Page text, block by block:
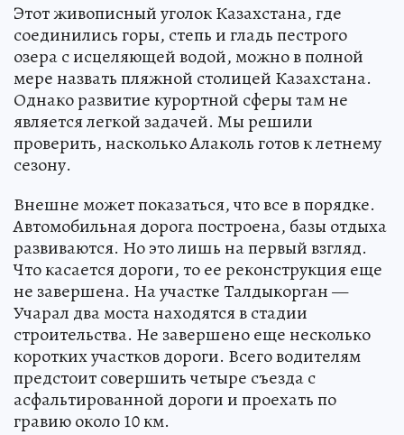
Этот живописный уголок Казахстана, где
соединились горы, степь и гладь пестрого
озера с исцеляющей водой, можно в полной
мере назвать пляжной столицей Казахстана.
Однако развитие курортной сферы там не
является легкой задачей. Мы решили
проверить, насколько Алаколь готов к летнему
сезону.
Внешне может показаться, что все в порядке.
Автомобильная дорога построена, базы отдыха
развиваются. Но это лишь на первый взгляд.
Что касается дороги, то ее реконструкция еще
не завершена. На участке Талдыкорган —
Учарал два моста находятся в стадии
строительства. Не завершено еще несколько
коротких участков дороги. Всего водителям
предстоит совершить четыре съезда с
асфальтированной дороги и проехать по
гравию около 10 км.